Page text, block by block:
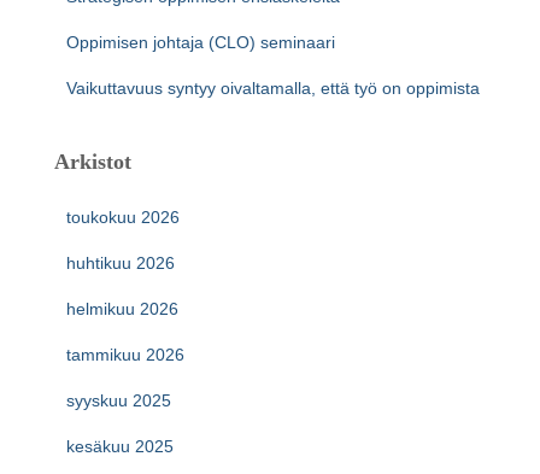
Oppimisen johtaja (CLO) seminaari
Vaikuttavuus syntyy oivaltamalla, että työ on oppimista
Arkistot
toukokuu 2026
huhtikuu 2026
helmikuu 2026
tammikuu 2026
syyskuu 2025
kesäkuu 2025